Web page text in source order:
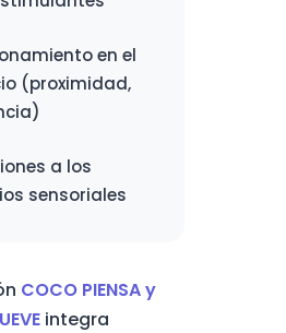
en el
(proximidad,
a los
sensoriales
COCO PIENSA y
integra